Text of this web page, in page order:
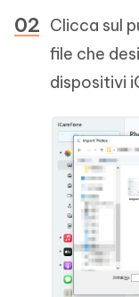
Clicca sul
file che
dispositivi